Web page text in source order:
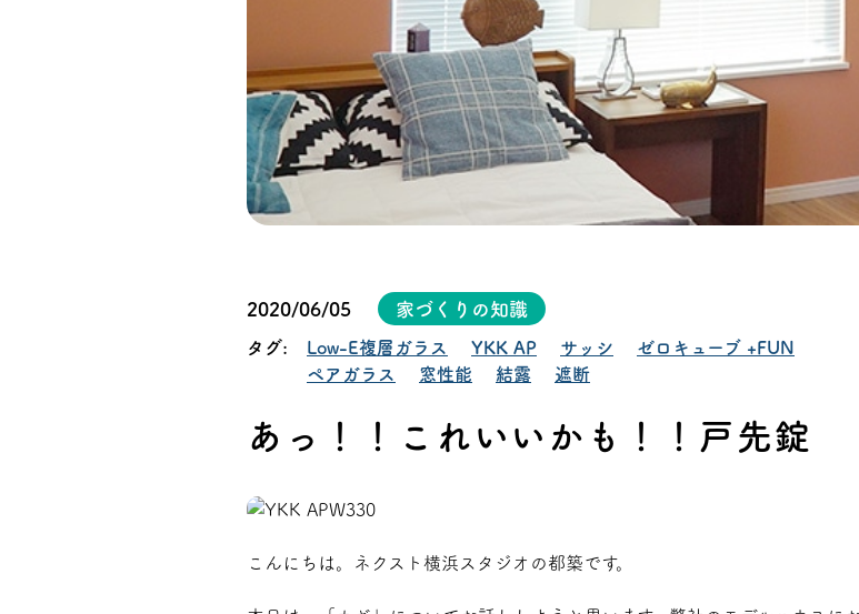
ごあいさつ
チーム紹介
アクセス
会社案内
キャンペーン
SDGs
プライバシーポリシー
2020/06/05 家づくりの知識
タグ: Low-E複層ガラス YKK AP サッシ
ゼロキューブ +FUN
ペアガラス
窓性能 結露 遮断
あっ！！これいいかも！！戸先錠
こんにちは。ネクスト横浜スタジオの都築です。